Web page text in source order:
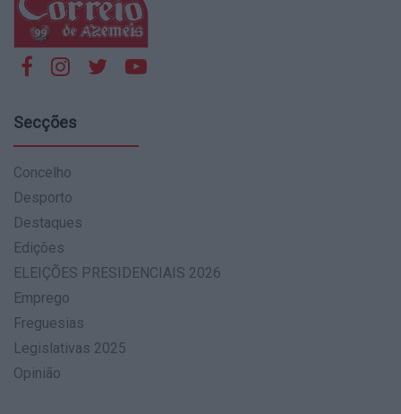
Secções
Concelho
Desporto
Destaques
Edições
ELEIÇÕES PRESIDENCIAIS 2026
Emprego
Freguesias
Legislativas 2025
Opinião